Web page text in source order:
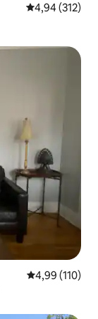
Xếp hạng
4,94 (312)
Xếp hạng
4,99 (110)